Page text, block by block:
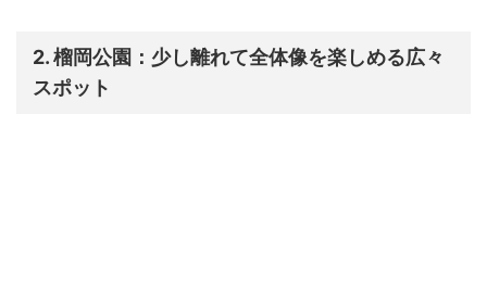
2. 榴岡公園：少し離れて全体像を楽しめる広々
スポット